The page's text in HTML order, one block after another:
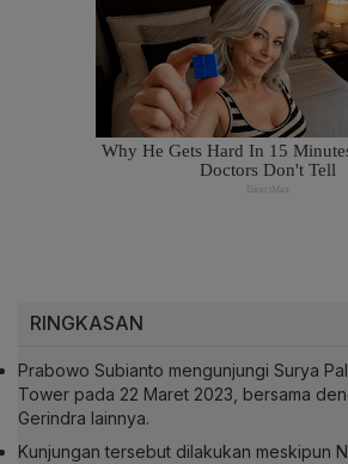
RINGKASAN
Prabowo Subianto mengunjungi Surya
Tower pada 22 Maret 2023, bersama
Gerindra lainnya.
Kunjungan tersebut dilakukan meskipun